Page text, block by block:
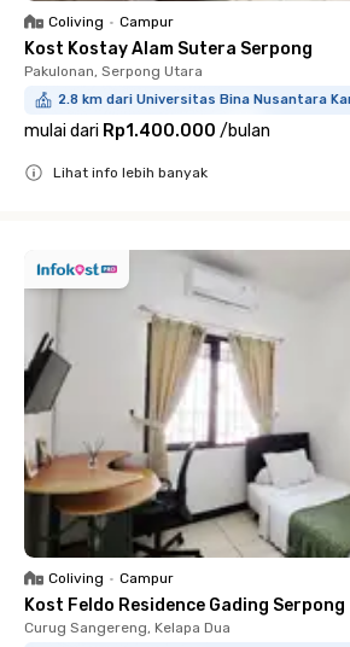
Coliving • Campur
Kost Kostay Alam Sutera Serpong
Pakulonan, Serpong Utara
2.8 km dari Universitas Bina Nusantara
mulai dari Rp1.400.000 /bulan
Lihat info lebih banyak
Coliving • Campur
Kost Feldo Residence Gading Serpong
Curug Sangereng, Kelapa Dua